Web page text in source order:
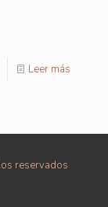
Leer más
reservados